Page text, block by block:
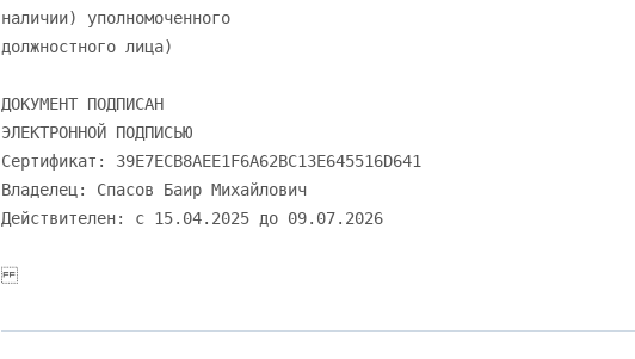
наличии) уполномоченного
должностного лица)
ДОКУМЕНТ ПОДПИСАН
ЭЛЕКТРОННОЙ ПОДПИСЬЮ
Сертификат: 39E7ECB8AEE1F6A62BC13E645516D641
Владелец: Спасов Баир Михайлович
Действителен: с 15.04.2025 до 09.07.2026